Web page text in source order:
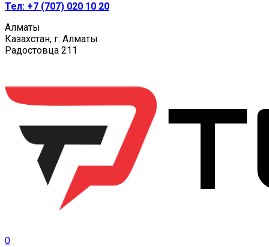
Тел: +7 (707) 020 10 20
Алматы
Казахстан, г. Алматы
Радостовца 211
0